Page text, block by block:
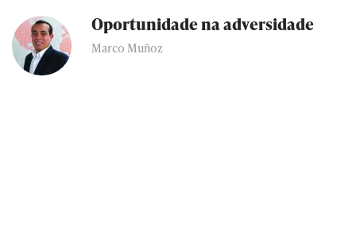
Oportunidade na adversidade
Marco Muñoz